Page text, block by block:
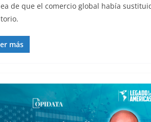
de que el comercio global había
más